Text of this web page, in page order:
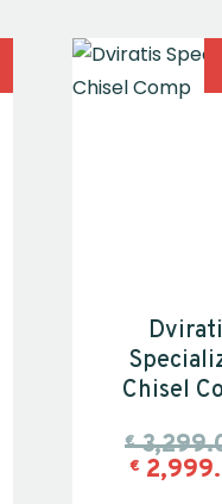
Chisel
€
€